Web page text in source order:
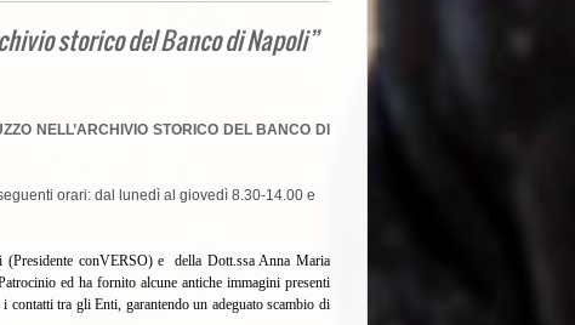
storico del Banco di Napoli”
NELL’ARCHIVIO STORICO DEL BANCO DI
orari: dal lunedì al giovedì 8.30-14.00 e
(Presidente conVERSO)e della Dott.ssa Anna Maria
ed ha fornito alcune antiche immagini presenti
contatti tra gli Enti, garantendo un adeguato scambio di